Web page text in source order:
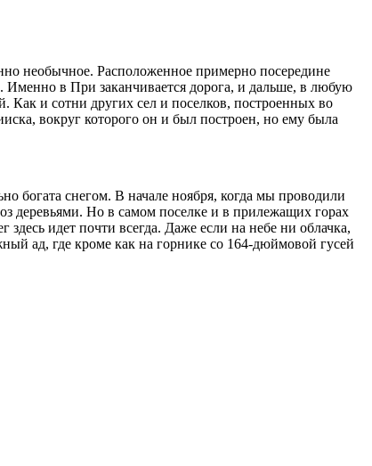
необычное. Расположенное примерно посередине
Именно в При заканчивается дорога, и дальше, в любую
Как и сотни других сел и поселков, построенных во
вокруг которого он и был построен, но ему была
богата снегом. В начале ноября, когда мы проводили
деревьями. Но в самом поселке и в прилежащих горах
идет почти всегда. Даже если на небе ни облачка,
ад, где кроме как на горнике со 164-дюймовой гусей